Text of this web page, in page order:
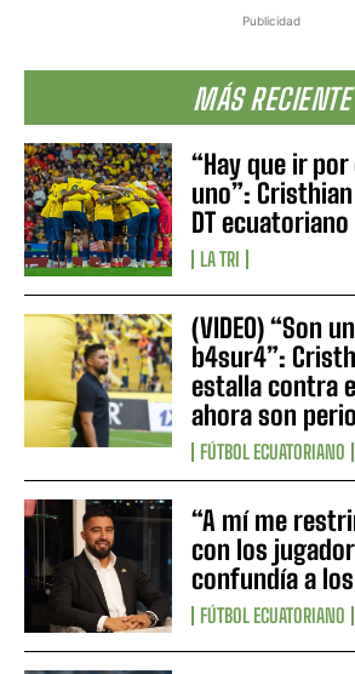
Publicidad
MÁS RECIENTE
“Hay que ir
uno”:
DT
LA TRI
(VIDEO) “Son
b4sur4”:
estalla contra
ahora son
FÚTBOL ECUATORIANO
“A mí me
con los
confundía a
FÚTBOL ECUATORIANO